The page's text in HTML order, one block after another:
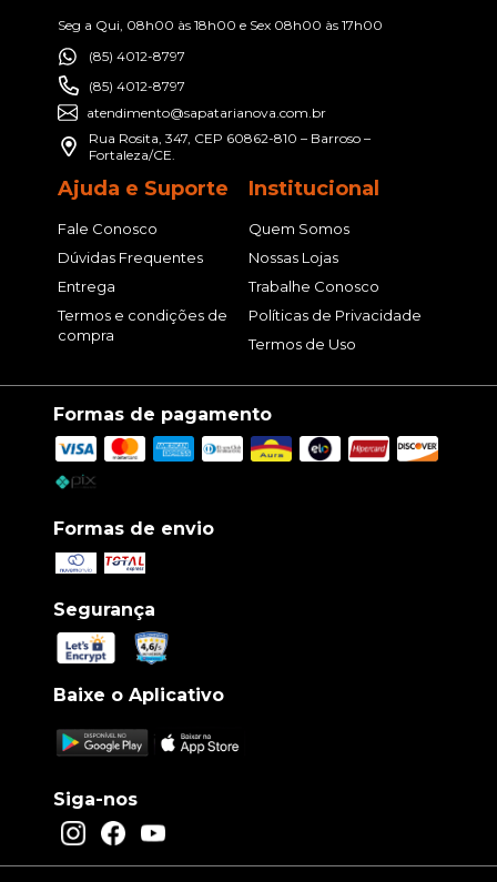
Seg a Qui, 08h00 às 18h00 e Sex 08h00 às 17h00
(85) 4012-8797
(85) 4012-8797
atendimento@sapatarianova.com.br
Rua Rosita, 347, CEP 60862-810 – Barroso –
Fortaleza/CE.
Ajuda e Suporte
Fale Conosco
Dúvidas Frequentes
Entrega
Termos e condições de
compra
Institucional
Quem Somos
Nossas Lojas
Trabalhe Conosco
Políticas de Privacidade
Termos de Uso
Formas de pagamento
Formas de envio
Segurança
Baixe o Aplicativo
Siga-nos